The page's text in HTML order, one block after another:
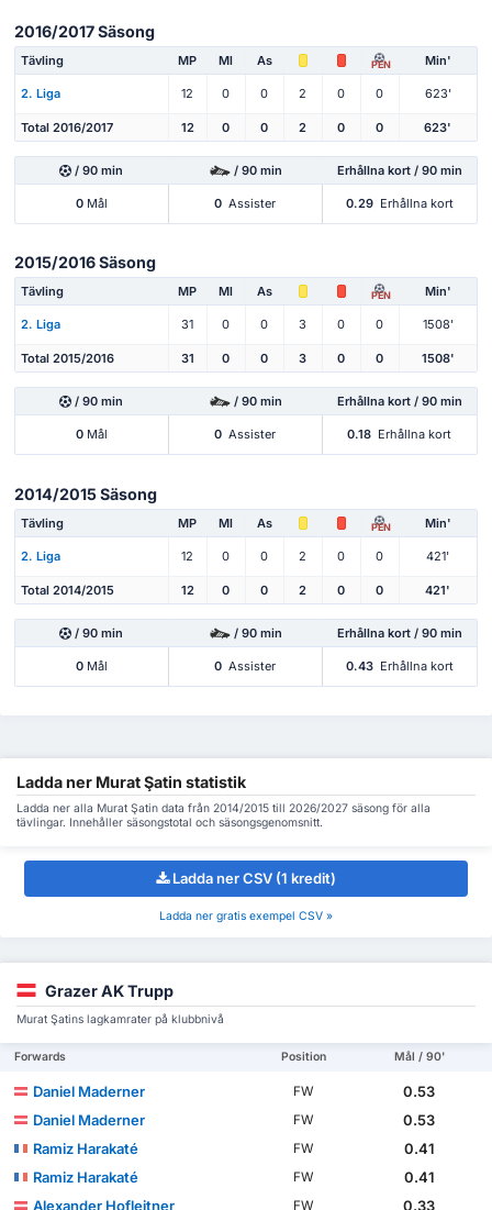
2016/2017 Säsong
Tävling MP Ml As PEN Min'
2. Liga 12 0 0 2 0 0 623'
Total 2016/2017 12 0 0 2 0 0 623'
/ 90 min / 90 min Erhållna kort / 90 min
0Mål 0 Assister 0.29 Erhållna kort
2015/2016 Säsong
Tävling MP Ml As PEN Min'
2. Liga 31 0 0 3 0 0 1508'
Total 2015/2016 31 0 0 3 0 0 1508'
/ 90 min / 90 min Erhållna kort / 90 min
0Mål 0 Assister 0.18 Erhållna kort
2014/2015 Säsong
Tävling MP Ml As PEN Min'
2. Liga 12 0 0 2 0 0 421'
Total 2014/2015 12 0 0 2 0 0 421'
/ 90 min / 90 min Erhållna kort / 90 min
0Mål 0 Assister 0.43 Erhållna kort
Ladda ner Murat Şatin statistik
Ladda ner alla Murat Şatin data från 2014/2015 till 2026/2027 säsong för alla
tävlingar. Innehåller säsongstotal och säsongsgenomsnitt.
Ladda ner CSV (1 kredit)
Ladda ner gratis exempel CSV »
Grazer AK Trupp
Murat Şatins lagkamrater på klubbnivå
Forwards Position Mål / 90'
Daniel Maderner FW
0.53
Daniel Maderner
FW
0.53
Ramiz Harakaté
FW
0.41
Ramiz Harakaté
FW
0.41
Alexander Hofleitner
FW 0.33